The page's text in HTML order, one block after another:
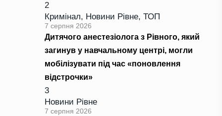
2
Кримінал, Новини Рівне, ТОП
7 серпня 2026
Дитячого анестезіолога з Рівного, який
загинув у навчальному центрі, могли
мобілізувати під час «поновлення
відстрочки»
3
Новини Рівне
7 серпня 2026